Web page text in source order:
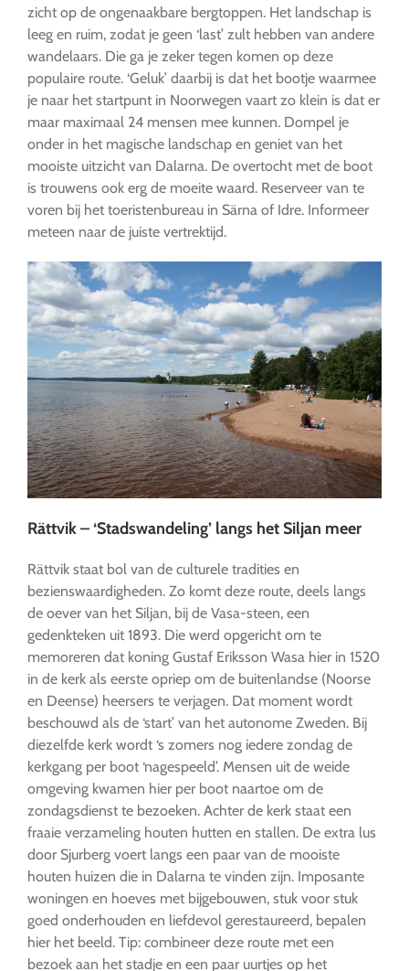
zicht op de ongenaakbare bergtoppen. Het landschap is
leeg en ruim, zodat je geen ‘last’ zult hebben van andere
wandelaars. Die ga je zeker tegen komen op deze
populaire route. ‘Geluk’ daarbij is dat het bootje waarmee
je naar het startpunt in Noorwegen vaart zo klein is dat er
maar maximaal 24 mensen mee kunnen. Dompel je
onder in het magische landschap en geniet van het
mooiste uitzicht van Dalarna. De overtocht met de boot
is trouwens ook erg de moeite waard. Reserveer van te
voren bij het toeristenbureau in Särna of Idre. Informeer
meteen naar de juiste vertrektijd.
Rättvik – ‘Stadswandeling’ langs het Siljan meer
Rättvik staat bol van de culturele tradities en
bezienswaardigheden. Zo komt deze route, deels langs
de oever van het Siljan, bij de Vasa-steen, een
gedenkteken uit 1893. Die werd opgericht om te
memoreren dat koning Gustaf Eriksson Wasa hier in 1520
in de kerk als eerste opriep om de buitenlandse (Noorse
en Deense) heersers te verjagen. Dat moment wordt
beschouwd als de ‘start’ van het autonome Zweden. Bij
diezelfde kerk wordt ‘s zomers nog iedere zondag de
kerkgang per boot ‘nagespeeld’. Mensen uit de weide
omgeving kwamen hier per boot naartoe om de
zondagsdienst te bezoeken. Achter de kerk staat een
fraaie verzameling houten hutten en stallen. De extra lus
door Sjurberg voert langs een paar van de mooiste
houten huizen die in Dalarna te vinden zijn. Imposante
woningen en hoeves met bijgebouwen, stuk voor stuk
goed onderhouden en liefdevol gerestaureerd, bepalen
hier het beeld. Tip: combineer deze route met een
bezoek aan het stadje en een paar uurtjes op het